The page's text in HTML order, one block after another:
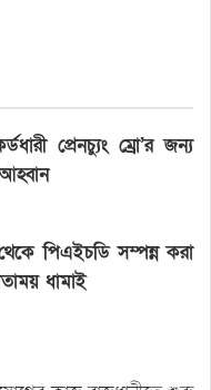
প্রেনচ্যুং ম্রো’র জন্য
পিএইচডি সম্পন্ন করা
ধামাই